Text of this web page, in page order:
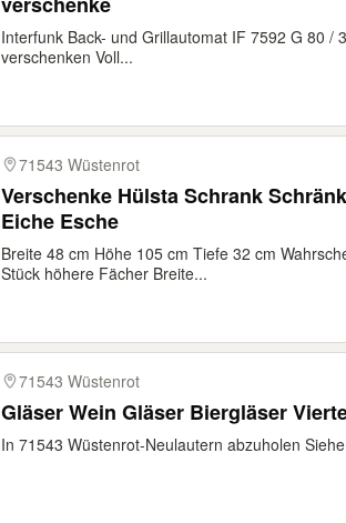
Interfunk Back- und Grillautomat IF 7592 G 80 /
verschenken Voll...
71543 Wüstenrot
Verschenke Hülsta Schrank
Eiche Esche
Breite 48 cm Höhe 105 cm Tiefe 32 cm
Stück höhere Fächer Breite...
71543 Wüstenrot
Gläser Wein Gläser Biergläser
In 71543 Wüstenrot-Neulautern abzuholen